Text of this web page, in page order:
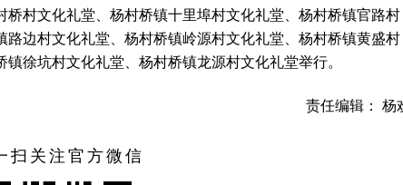
村文化礼堂、杨村桥镇十里埠村文化礼堂、杨村桥镇官路村
边村文化礼堂、杨村桥镇岭源村文化礼堂、杨村桥镇黄盛村
徐坑村文化礼堂、杨村桥镇龙源村文化礼堂举行。
责任编辑： 杨
扫关注官方微信